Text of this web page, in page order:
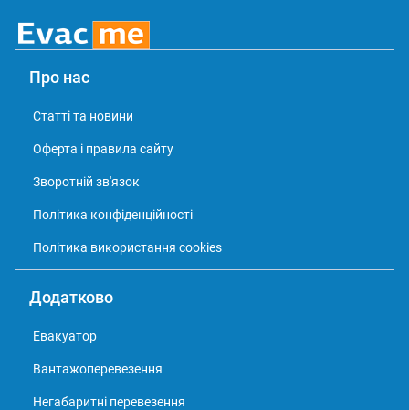
Про нас
Статті та новини
Оферта і правила сайту
Зворотній зв'язок
Політика конфіденційності
Політика використання cookies
Додатково
Eвакуатор
Вантажоперевезення
Негабаритні перевезення